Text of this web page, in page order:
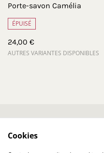
Porte-savon Camélia
ÉPUISÉ
24,00 €
AUTRES VARIANTES DISPONIBLES
confidentialité
Cookies